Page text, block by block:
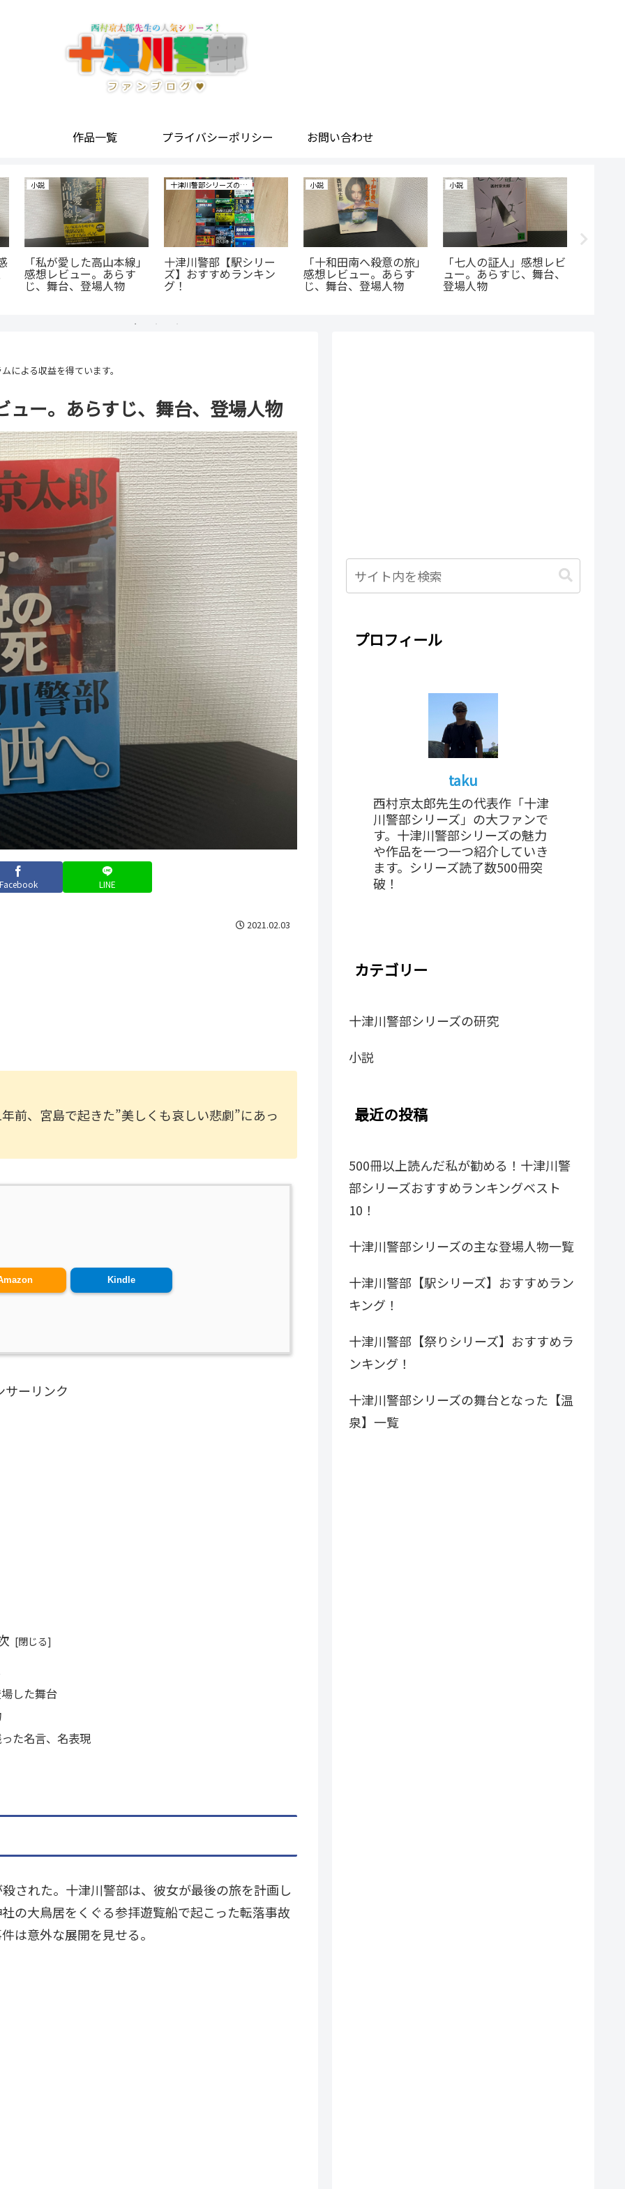
作品一覧 プライバシーポリシー お問い合わせ
小説
「私が愛した高山本線」
感想レビュー。あらす
じ、舞台、登場人物
十津川警部シリーズの研究
十津川警部【駅シリー
ズ】おすすめランキン
グ！
小説
「十和田南へ殺意の旅」
感想レビュー。あらす
じ、舞台、登場人物
小説
「七人の証人」感想レビ
ュー。あらすじ、舞台、
登場人物
による収益を得ています。
ー。あらすじ、舞台、登場人物
LINE
2021.02.03
前、宮島で起きた”美しくも哀しい悲劇”にあっ
Kindle
サーリンク
した舞台
た名言、名表現
された。十津川警部は、彼女が最後の旅を計画し
の大鳥居をくぐる参拝遊覧船で起こった転落事故
は意外な展開を見せる。
プロフィール
taku
西村京太郎先生の代表作「十津
川警部シリーズ」の大ファンで
す。十津川警部シリーズの魅力
や作品を一つ一つ紹介していき
ます。シリーズ読了数500冊突
破！
カテゴリー
十津川警部シリーズの研究
小説
最近の投稿
500冊以上読んだ私が勧める！十津川警
部シリーズおすすめランキングベスト
10！
十津川警部シリーズの主な登場人物一覧
十津川警部【駅シリーズ】おすすめラン
キング！
十津川警部【祭りシリーズ】おすすめラ
ンキング！
十津川警部シリーズの舞台となった【温
泉】一覧